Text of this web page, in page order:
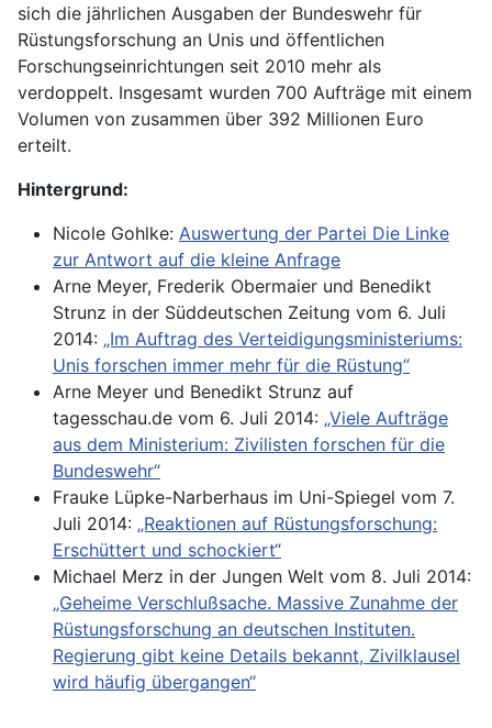
sich die jährlichen Ausgaben der Bundeswehr für
Rüstungsforschung an Unis und öffentlichen
Forschungseinrichtungen seit 2010 mehr als
verdoppelt. Insgesamt wurden 700 Aufträge mit einem
Volumen von zusammen über 392 Millionen Euro
erteilt.
Hintergrund:
Nicole Gohlke: Auswertung der Partei Die Linke
zur Antwort auf die kleine Anfrage
Arne Meyer, Frederik Obermaier und Benedikt
Strunz in der Süddeutschen Zeitung vom 6. Juli
2014: „Im Auftrag des Verteidigungsministeriums:
Unis forschen immer mehr für die Rüstung“
Arne Meyer und Benedikt Strunz auf
tagesschau.de vom 6. Juli 2014: „Viele Aufträge
aus dem Ministerium: Zivilisten forschen für die
Bundeswehr“
Frauke Lüpke-Narberhaus im Uni-Spiegel vom 7.
Juli 2014: „Reaktionen auf Rüstungsforschung:
Erschüttert und schockiert“
Michael Merz in der Jungen Welt vom 8. Juli 2014:
„Geheime Verschlußsache. Massive Zunahme der
Rüstungsforschung an deutschen Instituten.
Regierung gibt keine Details bekannt, Zivilklausel
wird häufig übergangen“